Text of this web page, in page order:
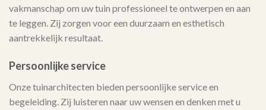
vakmanschap om uw tuin professioneel te ontwerpen en aan
te leggen. Zij zorgen voor een duurzaam en esthetisch
aantrekkelijk resultaat.
Persoonlijke service
Onze tuinarchitecten bieden persoonlijke service en
begeleiding. Zij luisteren naar uw wensen en denken met u